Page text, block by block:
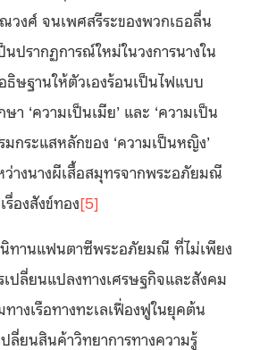
วงศ์ จนเพศสรีระของพวกเธอลื่น
นปรากฏการณ์ใหม่ในวงการนางใน
ษฐานให้ตัวเองร้อนเป็นไฟแบบ
า ‘ความเป็นเมีย’ และ ‘ความเป็น
มกระแสหลักของ ‘ความเป็นหญิง’
ว่างนางผีเสื้อสมุทรจากพระอภัยมณี
องสังข์ทอง[5]
นิทานแฟนตาซีพระอภัยมณี ที่ไม่เพียง
ปลี่ยนแปลงทางเศรษฐกิจและสังคม
างเรือทางทะเลเฟื่องฟูในยุคต้น
ลี่ยนสินค้าวิทยาการทางความรู้